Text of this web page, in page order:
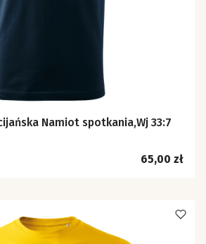
Namiot spotkania,Wj 33:7
Cena
65,00 zł